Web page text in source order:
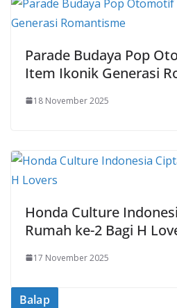
Parade Budaya Pop
Item Ikonik Generasi
18 November 2025
Honda Culture
Rumah ke-2 Bagi H
17 November 2025
Balap